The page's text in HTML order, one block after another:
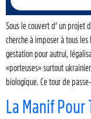
Sous le couvert d’ un projet
cherche à imposer à tous
gestation pour autrui,
«porteuses» surtout
biologique. Ce tour de
La Manif Pour